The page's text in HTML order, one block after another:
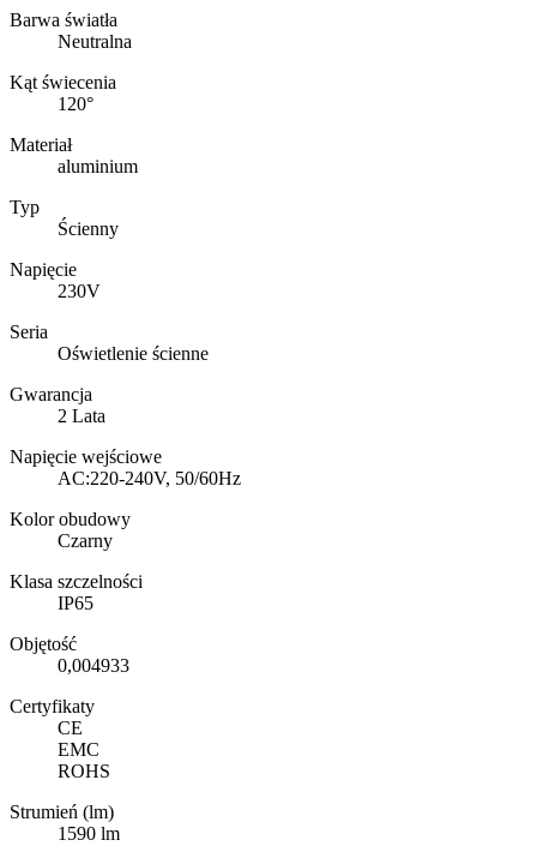
Barwa światła
Neutralna
Kąt świecenia
120°
Materiał
aluminium
Typ
Ścienny
Napięcie
230V
Seria
Oświetlenie ścienne
Gwarancja
2 Lata
Napięcie wejściowe
AC:220-240V, 50/60Hz
Kolor obudowy
Czarny
Klasa szczelności
IP65
Objętość
0,004933
Certyfikaty
CE
EMC
ROHS
Strumień (lm)
1590 lm